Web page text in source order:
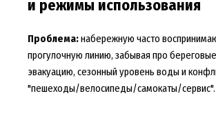
и режимы использования
Проблема:набережную часто
прогулочную линию, забывая про
эвакуацию, сезонный уровень воды и
"пешеходы/велосипеды/самокаты/сервис".